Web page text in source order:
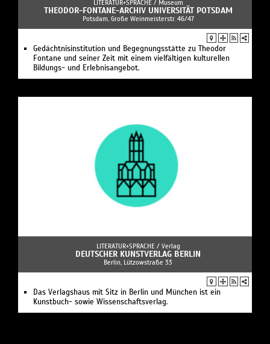
LITERATUR+SPRACHE / Museum
THEODOR-FONTANE-ARCHIV UNIVERSITÄT POTSDAM
Potsdam, Große Weinmeisterstr. 46/47
Gedächtnisinstitution und Begegnungsstätte zu Theodor
Fontane und seiner Zeit mit einem vielfältigen kulturellen
Bildungs- und Erlebnisangebot.
LITERATUR+SPRACHE / Verlag
DEUTSCHER KUNSTVERLAG BERLIN
Berlin, Lützowstraße 33
Das Verlagshaus mit Sitz in Berlin und München ist ein
Kunstbuch- sowie Wissenschaftsverlag.